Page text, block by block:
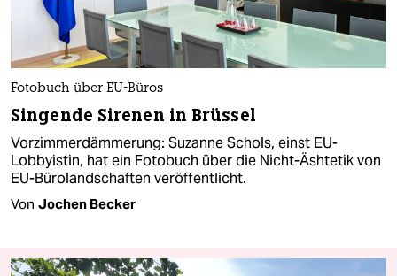
Fotobuch über EU-Büros
Singende Sirenen in Brüssel
Vorzimmerdämmerung: Suzanne Schols, einst EU-
Lobbyistin, hat ein Fotobuch über die Nicht-Äshtetik von
EU-Bürolandschaften veröffentlicht.
Von Jochen Becker